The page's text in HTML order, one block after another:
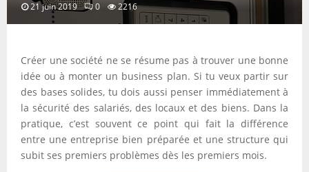
21 juin 2019 0 2216
Créer une société ne se résume pas à trouver une bonne
idée ou à monter un business plan. Si tu veux partir sur
des bases solides, tu dois aussi penser immédiatement à
la sécurité des salariés, des locaux et des biens. Dans la
pratique, c’est souvent ce point qui fait la différence
entre une entreprise bien préparée et une structure qui
subit ses premiers problèmes dès les premiers mois.